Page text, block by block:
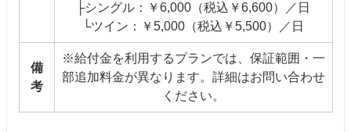
├シングル：￥6,000（税込￥6,600）／日
└ツイン：￥5,000（税込￥5,500）／日
備
考
※給付金を利用するプランでは、保証範囲・一
部追加料金が異なります。詳細はお問い合わせ
ください。